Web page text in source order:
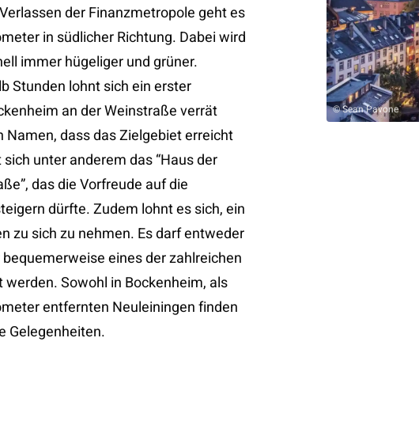
der Finanzmetropole geht es
in südlicher Richtung. Dabei wird
immer hügeliger und grüner.
Stunden lohnt sich ein erster
an der Weinstraße verrät
Namen, dass das Zielgebiet erreicht
unter anderem das “Haus der
das die Vorfreude auf die
dürfte. Zudem lohnt es sich, ein
zu sich zu nehmen. Es darf entweder
eines der zahlreichen
Sowohl in Bockenheim, als
entfernten Neuleiningen finden
Gelegenheiten.
© Sean Pavone